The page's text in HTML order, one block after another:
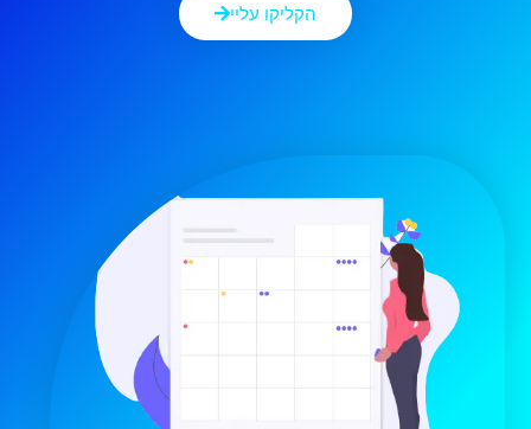
הקליקו עליי